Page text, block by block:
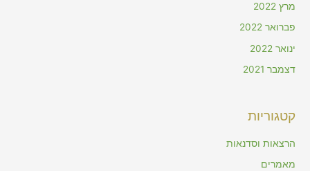
מרץ 2022
פברואר 2022
ינואר 2022
דצמבר 2021
קטגוריות
הרצאות וסדנאות
מאמרים